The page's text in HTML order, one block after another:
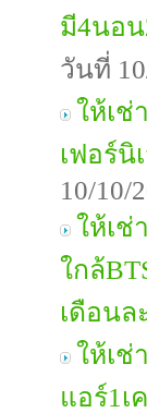
มี4นอน
วันที่
ให้เช่
เฟอร์นิ
10/10/
ให้เ
ใกล้
เดือนล
ให้เ
แอร์1เ